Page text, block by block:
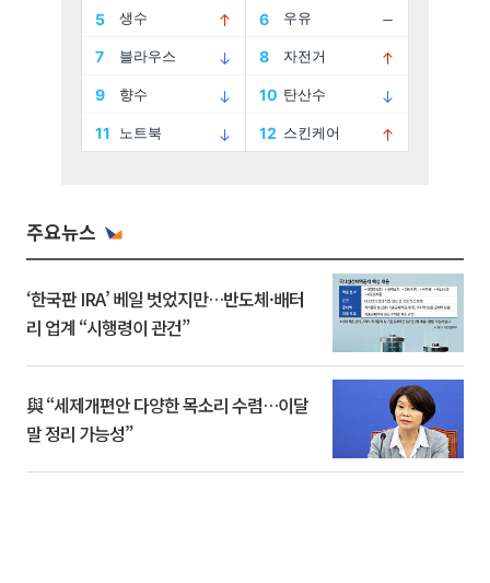
주요뉴스
‘한국판 IRA’ 베일 벗었지만…반도체·배터
리 업계 “시행령이 관건”
與 “세제개편안 다양한 목소리 수렴…이달
말 정리 가능성”